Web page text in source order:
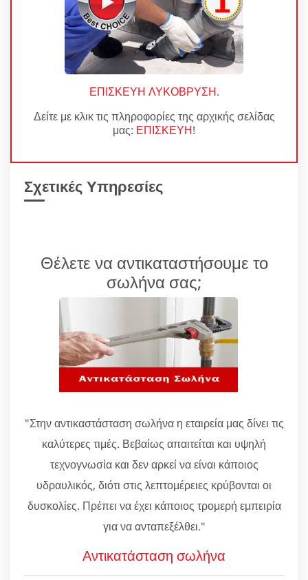
ΕΠΙΣΚΕΥΗ ΛΥΚΟΒΡΥΣΗ.
Δείτε με κλικ τις πληροφορίες της αρχικής σελίδας
μας: ΕΠΙΣΚΕΥΗ!
Σχετικές Υπηρεσίες
Θέλετε να αντικαταστήσουμε το
σωλήνα σας;
"Στην αντικαστάσταση σωλήνα η εταιρεία μας δίνει τις
καλύτερες τιμές. Βεβαίως απαιτείται και υψηλή
τεχνογνωσία και δεν αρκεί να είναι κάποιος
υδραυλικός, διότι στις λεπτομέρειες κρύβονται οι
δυσκολίες. Πρέπει να έχει κάποιος τρομερή εμπειρία
για να ανταπεξέλθει."
Αντικατάσταση σωλήνα